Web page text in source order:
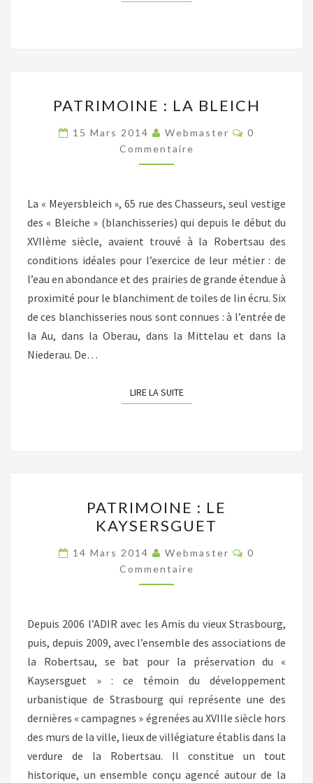
:
LA
BLEICH
PATRIMOINE : LA BLEICH
15 Mars 2014 Webmaster
0
Commentaire
La « Meyersbleich », 65 rue des Chasseurs, seul vestige
des « Bleiche » (blanchisseries) qui depuis le début du
XVIIème siècle, avaient trouvé à la Robertsau des
conditions idéales pour l’exercice de leur métier : de
l’eau en abondance et des prairies de grande étendue à
proximité pour le blanchiment de toiles de lin écru. Six
de ces blanchisseries nous sont connues : à l’entrée de
la Au, dans la Oberau, dans la Mittelau et dans la
Niederau. De…
LIRE LA SUITELIRE LA SUITE
:
LE
KAYSERSGUET
PATRIMOINE : LE
KAYSERSGUET
14 Mars 2014 Webmaster
0
Commentaire
Depuis 2006 l’ADIR avec les Amis du vieux Strasbourg,
puis, depuis 2009, avec l’ensemble des associations de
la Robertsau, se bat pour la préservation du «
Kaysersguet » : ce témoin du développement
urbanistique de Strasbourg qui représente une des
dernières « campagnes » égrenées au XVIIIe siècle hors
des murs de la ville, lieux de villégiature établis dans la
verdure de la Robertsau. Il constitue un tout
historique, un ensemble conçu agencé autour de la